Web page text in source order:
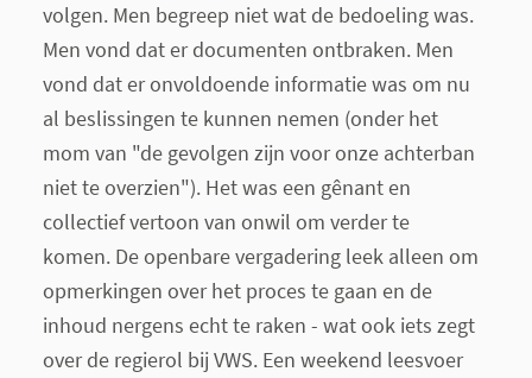
volgen. Men begreep niet wat de bedoeling was.
Men vond dat er documenten ontbraken. Men
vond dat er onvoldoende informatie was om nu
al beslissingen te kunnen nemen (onder het
mom van "de gevolgen zijn voor onze achterban
niet te overzien"). Het was een gênant en
collectief vertoon van onwil om verder te
komen. De openbare vergadering leek alleen om
opmerkingen over het proces te gaan en de
inhoud nergens echt te raken - wat ook iets zegt
over de regierol bij VWS. Een weekend leesvoer